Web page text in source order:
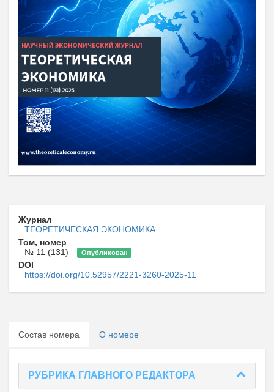
Журнал
ТЕОРЕТИЧЕСКАЯ ЭКОНОМИКА
Том, номер
№ 11 (131)
Опубликован
DOI
https://doi.org/10.52957/2221-3260-2025-11
Состав номера О номере
РУБРИКА ГЛАВНОГО РЕДАКТОРА